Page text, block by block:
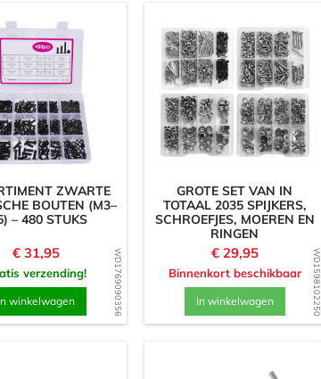
WD1769090356
ZWARTE
BOUTEN (M3–
– 480 STUKS
Prijs
€ 31,95
verzending!
winkelwagen WD1598102250
GROTE SET VAN IN
TOTAAL 2035 SPIJKERS,
SCHROEFJES, MOEREN EN
RINGEN
Prijs
€ 29,95
Binnenkort beschikbaar
In winkelwagen